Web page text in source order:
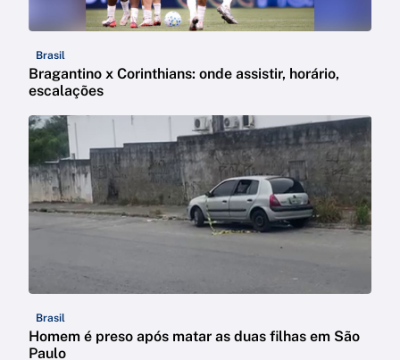
Brasil
Bragantino x Corinthians: onde assistir, horário,
escalações
Brasil
Homem é preso após matar as duas filhas em São
Paulo